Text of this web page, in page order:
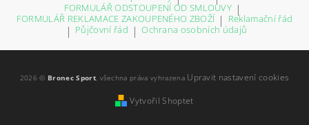
FORMULÁŘ ODSTOUPENÍ OD SMLOUVY |
FORMULÁŘ REKLAMACE ZAKOUPENÉHO ZBOŽÍ | Reklamační řád
| Půjčovní řád | Ochrana osobních údajů
2026 © Bronec Sport, všechna práva vyhrazena Upravit nastavení cookies
Vytvořil Shoptet